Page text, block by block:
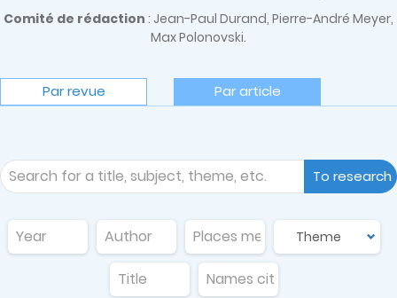
Comité de rédaction : Jean-Paul Durand, Pierre-André Meyer,
Max Polonovski.
Par revue Par article
To research